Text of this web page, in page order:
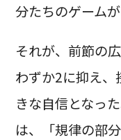
分たちのゲーム
それが、前節の
わずか2に抑え、
きな自信となっ
は、「規律の部